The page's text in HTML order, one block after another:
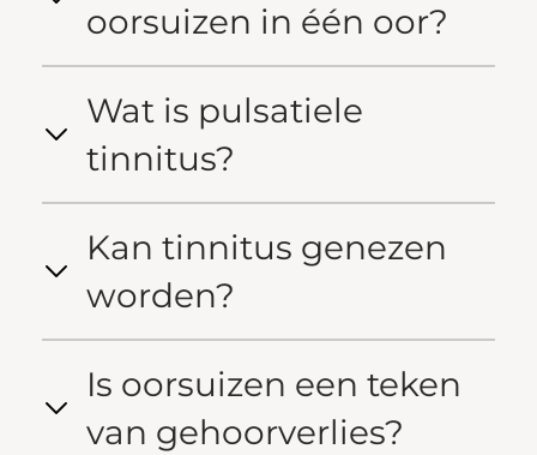
oorsuizen in één oor?
Wat is pulsatiele
tinnitus?
Kan tinnitus genezen
worden?
Is oorsuizen een teken
van gehoorverlies?